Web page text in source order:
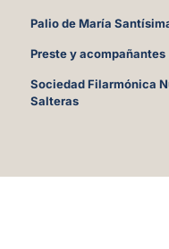
Palio de María
Preste y acompañantes
Sociedad Filarmónica
Salteras